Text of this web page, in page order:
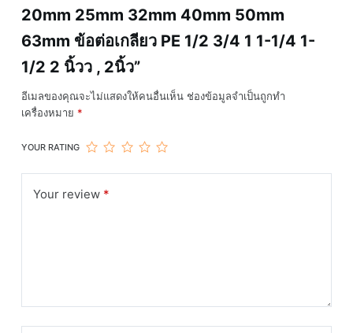
20mm 25mm 32mm 40mm 50mm
63mm ข้อต่อเกลียว PE 1/2 3/4 1 1-1/4 1-
1/2 2 นิ้วว , 2นิ้ว”
อีเมลของคุณจะไม่แสดงให้คนอื่นเห็น ช่องข้อมูลจำเป็นถูกทำ
เครื่องหมาย *
YOUR RATING
Your review*